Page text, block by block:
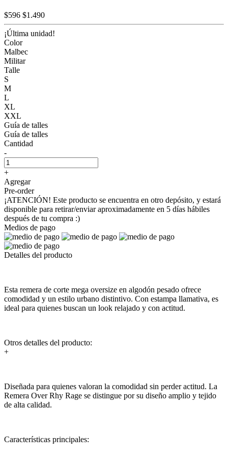
$596 $1.490
¡Última unidad!
Color
Malbec
Militar
Talle
S
M
L
XL
XXL
Guía de talles
Guía de talles
Cantidad
-
+
Agregar
Pre-order
¡ATENCIÓN! Este producto se encuentra en otro depósito, y estará
disponible para retirar/enviar aproximadamente en 5 días hábiles
después de tu compra :)
Medios de pago
Detalles del producto
Esta remera de corte mega oversize en algodón pesado ofrece
comodidad y un estilo urbano distintivo. Con estampa llamativa, es
ideal para quienes buscan un look relajado y con actitud.
Otros detalles del producto:
+
Diseñada para quienes valoran la comodidad sin perder actitud. La
Remera Over Rhy Rage se distingue por su diseño amplio y tejido
de alta calidad.
Características principales: